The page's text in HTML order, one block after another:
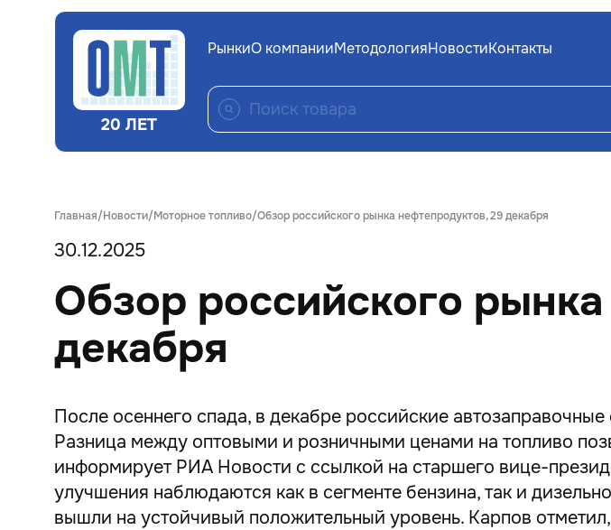
20 ЛЕТ
РынкиО компанииМетодологияНовостиКонтакты
Главная Новости Моторное топливо Обзор российского рынка нефтепродуктов, 29 декабря
30.12.2025
Обзор российского
декабря
После осеннего спада, в декабре российские
Разница между оптовыми и розничными ценами на топливо
информирует РИА Новости с ссылкой на старшего вице-
улучшения наблюдаются как в сегменте бензина, так и
вышли на устойчивый положительный уровень. Карпов